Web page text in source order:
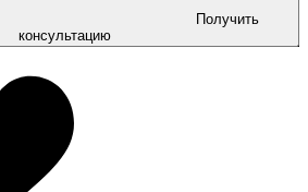
Получить
консультацию